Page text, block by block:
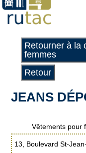
Retourner à la
femmes
Retour
JEANS
Vêtements pour
13, Boulevard St-